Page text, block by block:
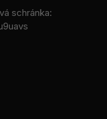
schránka: